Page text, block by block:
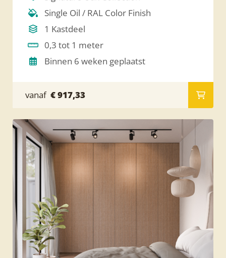
Single Oil / RAL Color Finish
1 Kastdeel
0,3 tot 1 meter
Binnen 6 weken geplaatst
vanaf € 917,33